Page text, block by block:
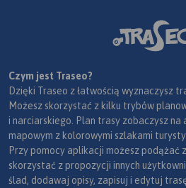
Czym jest Traseo?
Dzięki Traseo z łatwością wyznaczysz
Możesz skorzystać z kilku trybów
i narciarskiego. Plan trasy zobaczysz na
mapowym z kolorowymi szlakami
Przy pomocy aplikacji możesz podążać
skorzystać z propozycji innych
ślad, dodawaj opisy, zapisuj i edytuj